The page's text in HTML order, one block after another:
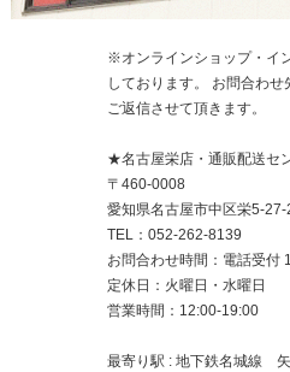
※オンラインショップ・イ
しております。 お問合わ
ご返信させて頂きます。
★名古屋栄店・通販配送セ
〒460-0008
愛知県名古屋市中区栄5-27-
TEL：052-262-8139
お問合わせ時間：電話受付
定休日：火曜日・水曜日
営業時間：12:00-19:00
最寄り駅 : 地下鉄名城線